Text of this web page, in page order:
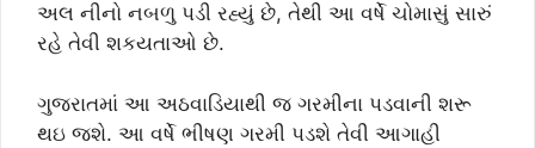
અલ નીનો નબળુ પડી રહ્યું છે, તેથી આ વર્ષે ચોમાસું સારું
રહે તેવી શકયતાઓ છે.
ગુજરાતમાં આ અઠવાડિયાથી જ ગરમીના પડવાની શરૂ
થઇ જશે. આ વર્ષે ભીષણ ગરમી પડશે તેવી આગાહી